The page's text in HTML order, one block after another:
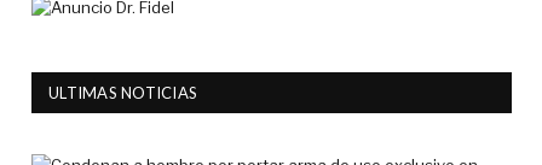
ULTIMAS NOTICIAS